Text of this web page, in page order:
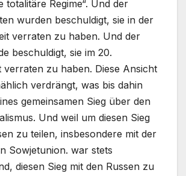
totalitäre Regime“. Und der
wurden beschuldigt, sie in der
verraten zu haben. Und der
beschuldigt, sie im 20.
zu haben. Diese Ansicht
verdrängt, was bis dahin
gemeinsamen Sieg über den
Und weil um diesen Sieg
zu teilen, insbesondere mit der
Sowjetunion. war stets
diesen Sieg mit den Russen zu